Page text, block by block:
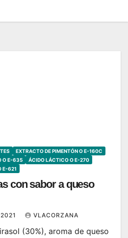
EXTRACTO DE PIMENTÓN O E-160C
O E-635
ÁCIDO LÁCTICO O E-270
E-621
con sabor a queso
VLACORZANA
(30%), aroma de queso